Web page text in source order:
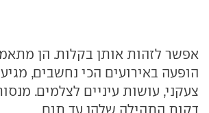
אפשר לזהות אותן בקלות. הן
הופעה באירועים הכי נחשבים,